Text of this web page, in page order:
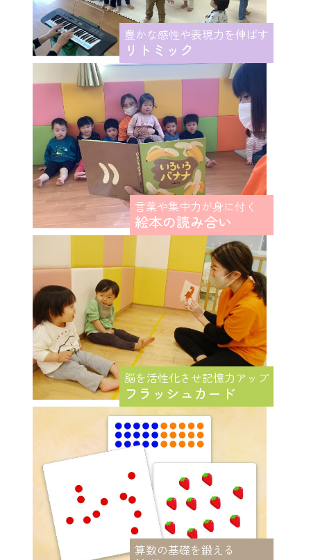
豊かな感性や表現力を伸ばす
リトミック
言葉や集中力が身に付く
絵本の読み合い
脳を活性化させ記憶力アップ
フラッシュカード
算数の基礎を鍛える